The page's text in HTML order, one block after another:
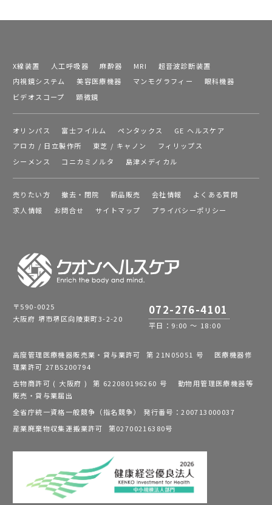
X線装置 人工呼吸器 麻酔器 MRI
超音波診断装置
内視鏡システム
美容医療機器 マンモグラフィー
眼科機器
ビデオスコープ
顕微鏡
オリンパス 富士フイルム ペンタックス
GE ヘルスケア
アロカ / 日立製作所
東芝 / キャノン
フィリップス
シーメンス
コニカミノルタ 島津メディカル
売りたい方 撤去・閉院 新品販売 会社情報
よくある質問
求人情報
お問合せ サイトマップ プライバシーポリシー
〒590-0025
大阪府 堺市堺区向陵東町3-2-20
072-276-4101
平日：9:00 ～ 18:00
高度管理医療機器販売業・貸与業許可 第 21N05051 号 医療機器修
理業許可 27BS200794
古物商許可 ( 大阪府 ) 第 622080196260 号 動物用管理医療機器等
販売・貸与業届出
全省庁統一資格一般競争（指名競争） 発行番号：200713000037
産業廃棄物収集運搬業許可 第02700216380号